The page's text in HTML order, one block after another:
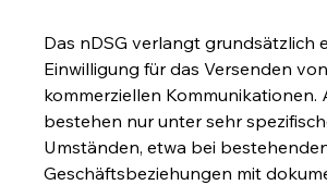
Das nDSG verlangt grundsätzlich
Einwilligung für das Versenden von
kommerziellen Kommunikationen.
bestehen nur unter sehr
Umständen, etwa bei
Geschäftsbeziehungen mit